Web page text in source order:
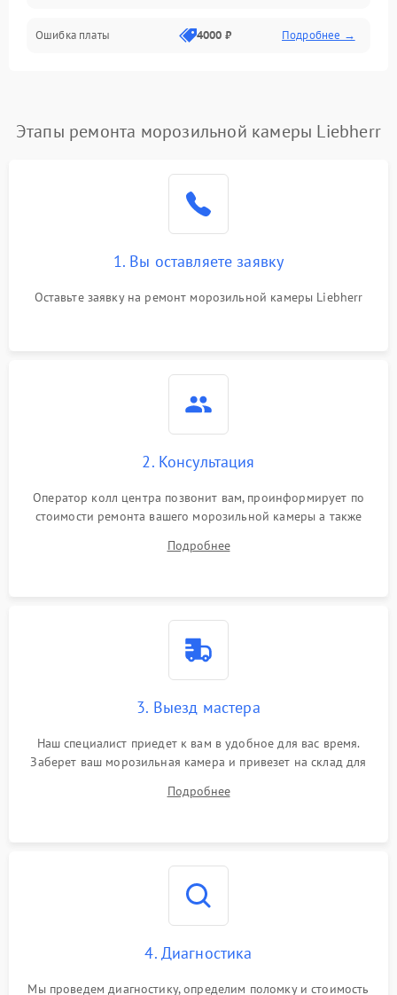
Ошибка платы 4000 ₽ Подробнее →
Этапы ремонта морозильной камеры Liebherr
1. Вы оставляете заявку
Оставьте заявку на ремонт морозильной камеры Liebherr
2. Консультация
Оператор колл центра позвонит вам, проинформирует по
стоимости ремонта вашего морозильной камеры а также
Подробнее
3. Выезд мастера
Наш специалист приедет к вам в удобное для вас время.
Заберет ваш морозильная камера и привезет на склад для
Подробнее
4. Диагностика
Мы проведем диагностику, определим поломку и стоимость